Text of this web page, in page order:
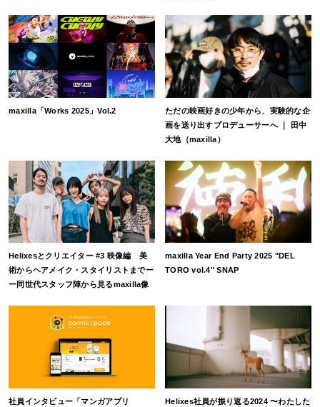
maxilla「Works 2025」Vol.2
ただの映画好きの少年から、実験的な企
画を送り出すプロデューサーへ ｜ 田中
大地（maxilla）
Helixesとクリエイター #3 映像編 美
術からヘアメイク・スタイリストまでー
ー同世代スタッフ陣から見るmaxilla像
maxilla Year End Party 2025 "DEL
TORO vol.4" SNAP
社員インタビュー「マンガアプリ
Helixes社員が振り返る2024 〜わたした